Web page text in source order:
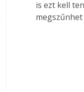
az otthonában,
nyaralás, pihenés
is ezt kell